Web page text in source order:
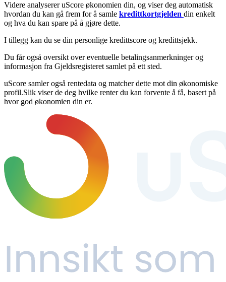
Videre analyserer uScore økonomien din, og viser deg automatisk
hvordan du kan gå frem for å samle kredittkortgjelden din enkelt
og hva du kan spare på å gjøre dette.
I tillegg kan du se din personlige kredittscore og kredittsjekk.
Du får også oversikt over eventuelle betalingsanmerkninger og
informasjon fra Gjeldsregisteret samlet på ett sted.
uScore samler også rentedata og matcher dette mot din økonomiske
profil.Slik viser de deg hvilke renter du kan forvente å få, basert på
hvor god økonomien din er.